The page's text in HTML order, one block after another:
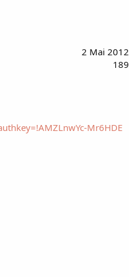
2 Mai 2012
189
Mr6HDE